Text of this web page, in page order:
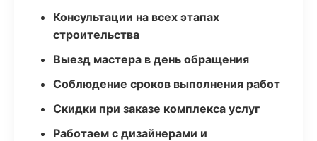
Консультации на всех этапах
строительства
Выезд мастера в день обращения
Соблюдение сроков выполнения работ
Скидки при заказе комплекса услуг
Работаем с дизайнерами и